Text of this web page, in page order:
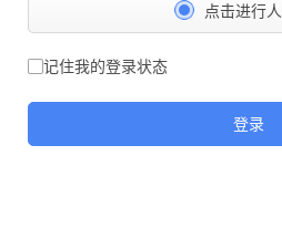
点击进行
记住我的登录状态
登录